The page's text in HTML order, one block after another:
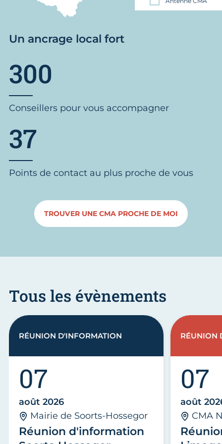
Un ancrage local fort
300
Conseillers pour vous accompagner
37
Points de contact au plus proche de vous
TROUVER UNE CMA PROCHE DE MOI
Tous les évènements
Réunion d'information
07
août 2026
Mairie de Soorts-Hossegor
RÉUNION D'INFORMATION
07
août
CMA
RÉUNION